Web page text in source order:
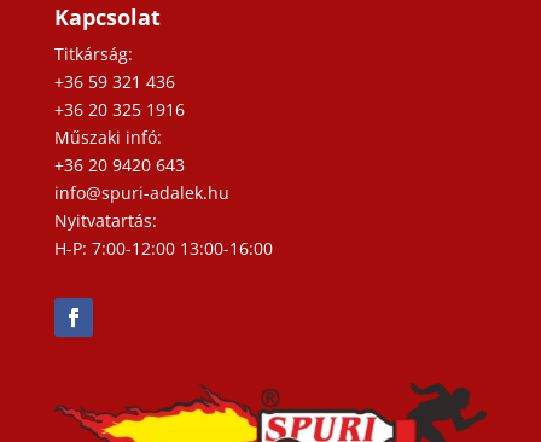
Kapcsolat
Titkárság:
+36 59 321 436
+36 20 325 1916
Műszaki infó:
+36 20 9420 643
info@spuri-adalek.hu
Nyitvatartás:
H-P: 7:00-12:00 13:00-16:00